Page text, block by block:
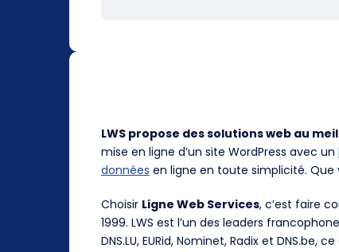
LWS propose des solutions web au
mise en ligne d’un site WordPress avec un
données en ligne en toute simplicité. Que
Choisir Ligne Web Services, c’est faire
1999. LWS est l’un des leaders
DNS.LU, EURid, Nominet, Radix et